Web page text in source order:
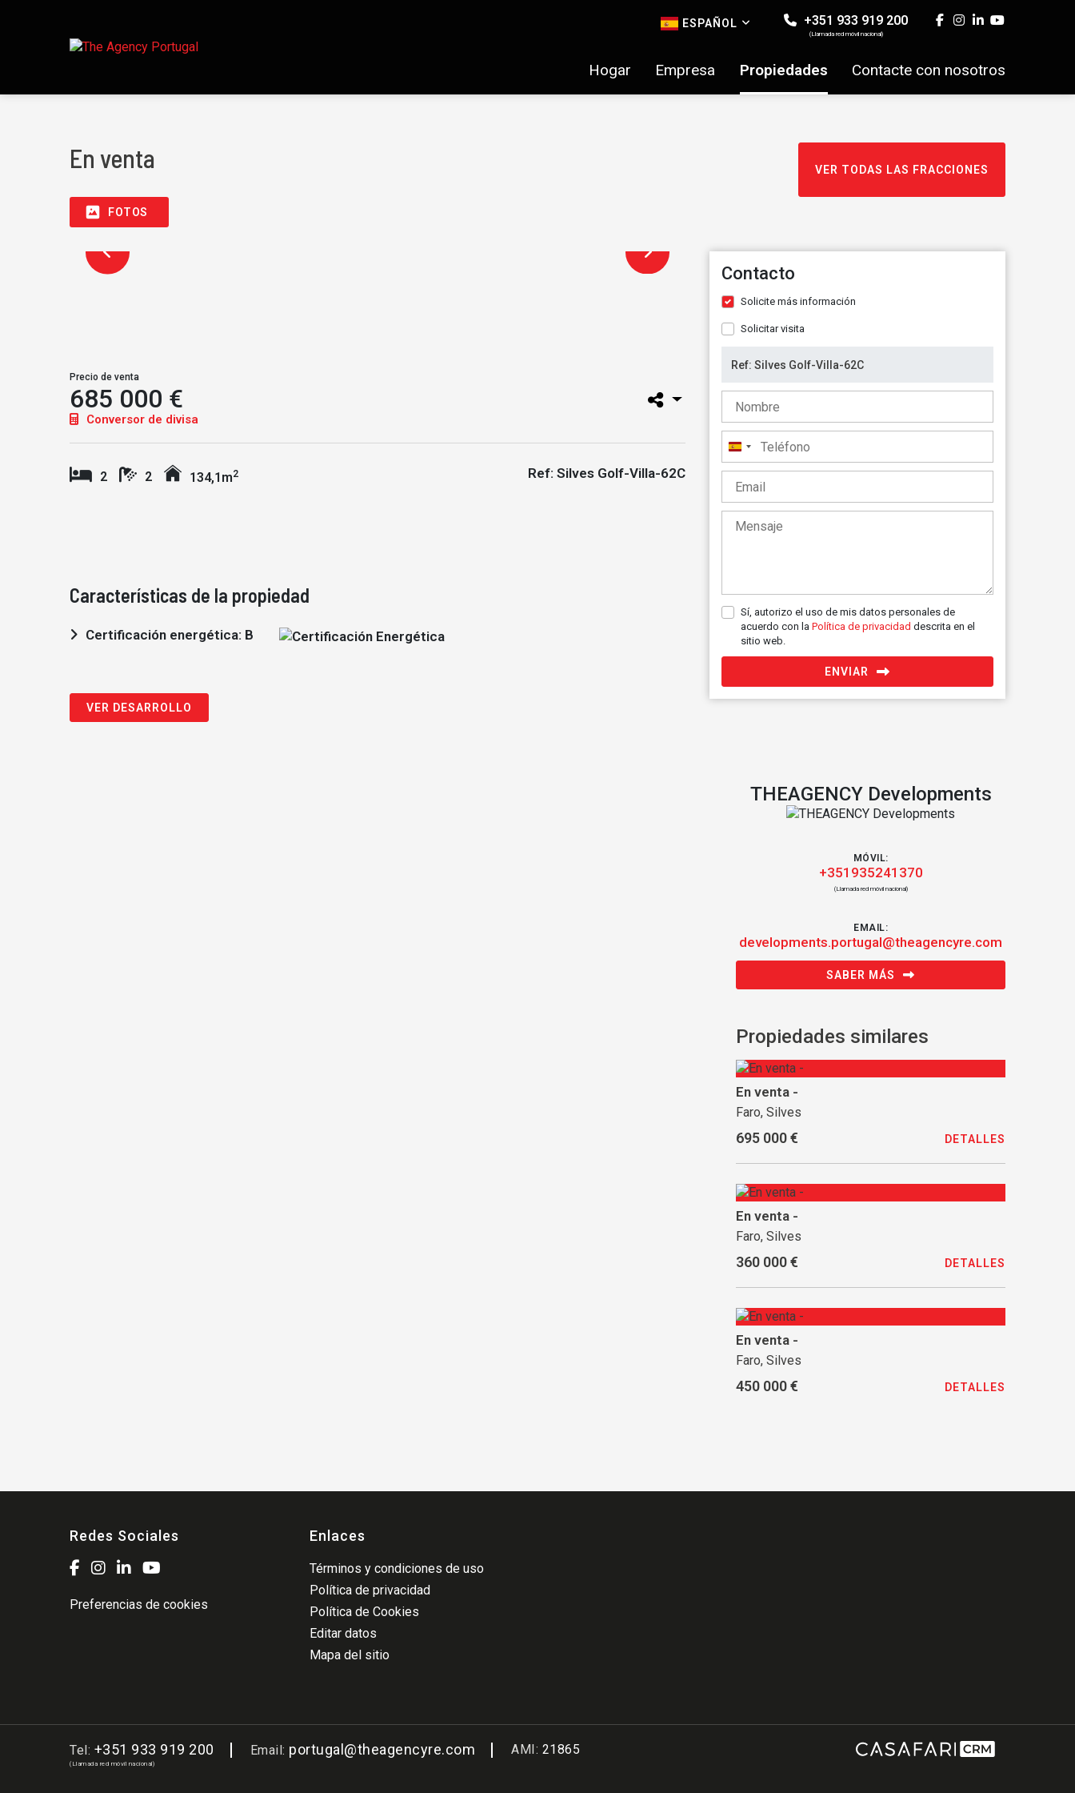
ESPAÑOL +351 933 919 200
(Llamada red móvil nacional)
Hogar Empresa Propiedades Contacte con nosotros
En venta VER TODAS LAS FRACCIONES
FOTOS
Precio de venta
685 000 €
Conversor de divisa
2 2 134,1m2 Ref: Silves Golf-Villa-62C
Características de la propiedad
Certificación energética: B
VER DESARROLLO
Contacto
Solicite más información
Solicitar visita
España
+34
Sí, autorizo el uso de mis datos personales de
acuerdo con la Política de privacidad descrita en el
sitio web.
ENVIAR
THEAGENCY Developments
MÓVIL:
+351935241370
(Llamada red móvil nacional)
EMAIL:
developments.portugal@theagencyre.com
SABER MÁS
Propiedades similares
En venta -
Faro, Silves
695 000 € DETALLES
En venta -
Faro, Silves
360 000 € DETALLES
En venta -
Faro, Silves
450 000 € DETALLES
Redes Sociales
Preferencias de cookies
Enlaces
Términos y condiciones de uso
Política de privacidad
Política de Cookies
Editar datos
Mapa del sitio
Tel: +351 933 919 200
(Llamada red móvil nacional)
Email: portugal@theagencyre.com AMI: 21865